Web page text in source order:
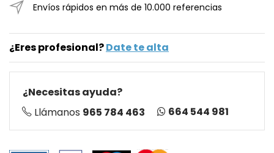
Envíos rápidos en más de 10.000 referencias
¿Eres profesional?Date te alta
¿Necesitas ayuda?
Llámanos 965 784 463 664 544 981